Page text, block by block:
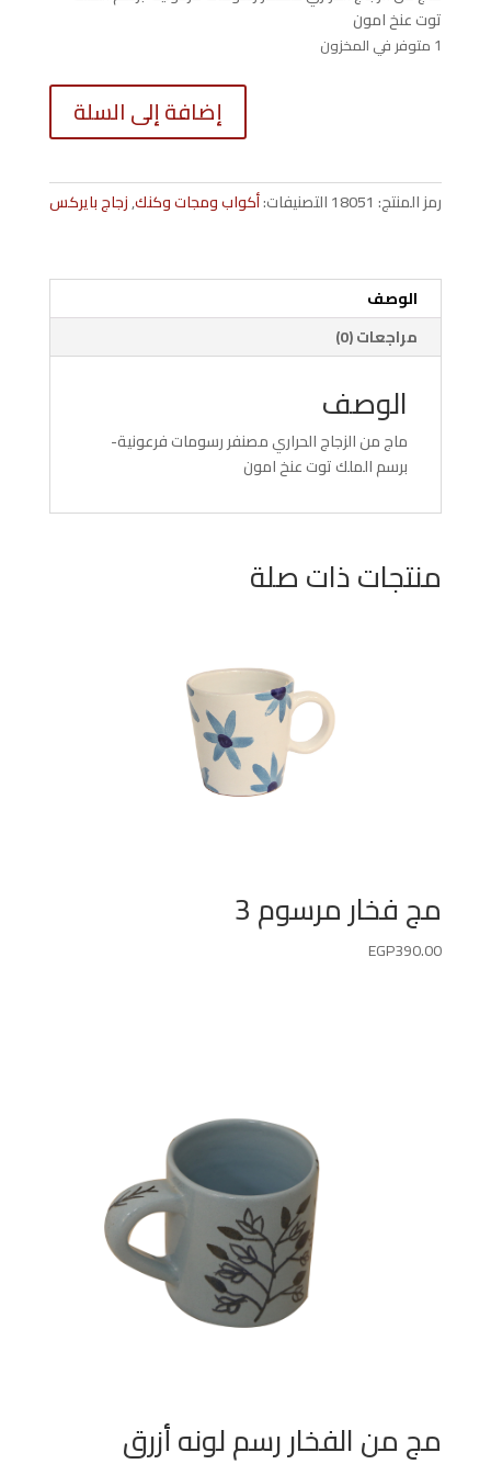
توت عنخ امون
1 متوفر في المخزون
كمية
زجاج-
إضافة إلى السلة
رمز المنتج: 18051التصنيفات:أكواب ومجات وكنك,زجاج بايركس
الوصف
مراجعات (0)
الوصف
ماج من الزجاج الحراري مصنفر رسومات فرعونية-
برسم الملك توت عنخ امون
منتجات ذات صلة
مج فخار مرسوم 3
EGP390.00
مج من الفخار رسم لونه أزرق